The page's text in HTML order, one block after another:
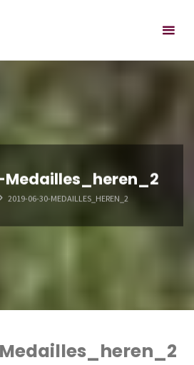
Medailles_heren_2
2019-06-30-MEDAILLES_HEREN_2